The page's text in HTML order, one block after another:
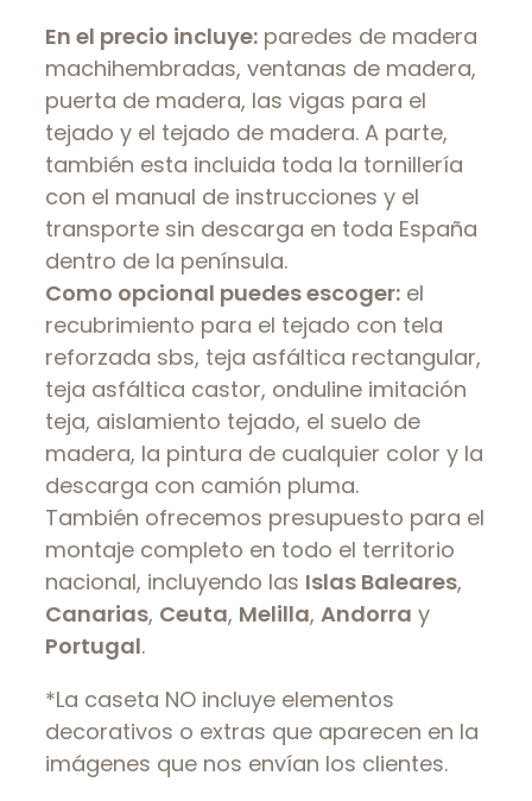
En el precio incluye: paredes de madera
machihembradas, ventanas de madera,
puerta de madera, las vigas para el
tejado y el tejado de madera. A parte,
también esta incluida toda la tornillería
con el manual de instrucciones y el
transporte sin descarga en toda España
dentro de la península.
Como opcional puedes escoger: el
recubrimiento para el tejado con tela
reforzada sbs, teja asfáltica rectangular,
teja asfáltica castor, onduline imitación
teja, aislamiento tejado, el suelo de
madera, la pintura de cualquier color y la
descarga con camión pluma.
También ofrecemos presupuesto para el
montaje completo en todo el territorio
nacional, incluyendo las Islas Baleares,
Canarias, Ceuta, Melilla, Andorra y
Portugal.
*La caseta NO incluye elementos
decorativos o extras que aparecen en la
imágenes que nos envían los clientes.